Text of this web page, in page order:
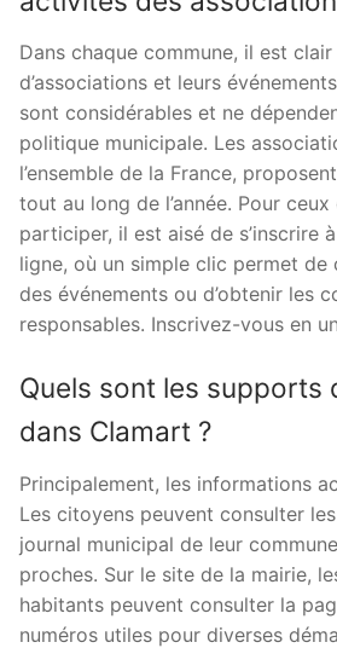
Dans chaque commune, il est
d’associations et leurs
sont considérables et ne
politique municipale. Les
l’ensemble de la France,
tout au long de l’année. Pour
participer, il est aisé de s’inscrire
ligne, où un simple clic permet de
des événements ou d’obtenir les
responsables. Inscrivez-vous en
Quels sont les supports
dans Clamart ?
Principalement, les informations
Les citoyens peuvent consulter
journal municipal de leur
proches. Sur le site de la mairie,
habitants peuvent consulter la
numéros utiles pour diverses